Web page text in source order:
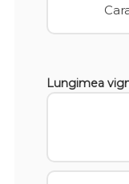
Lungimea